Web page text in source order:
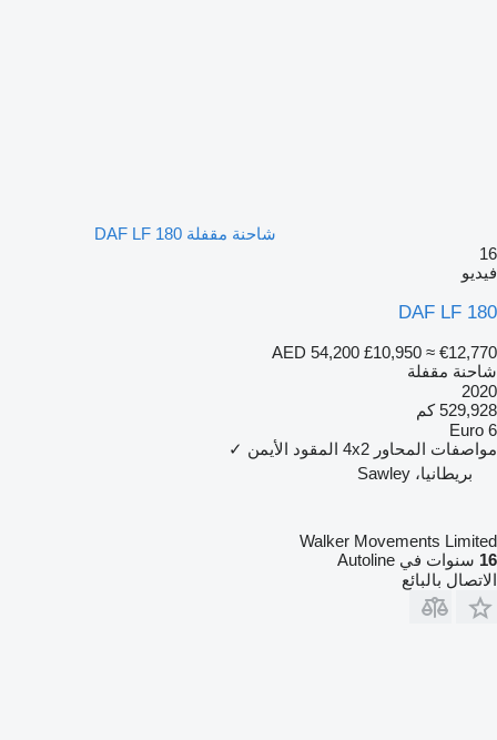
شاحنة مقفلة DAF LF 180
16
فيديو
DAF LF 180
AED 54,200 £10,950 ≈ €12,770
شاحنة مقفلة
2020
529,928 كم
Euro 6
مواصفات المحاور 4x2 المقود الأيمن ✓
بريطانيا، Sawley
Walker Movements Limited
16 سنوات في Autoline
الاتصال بالبائع